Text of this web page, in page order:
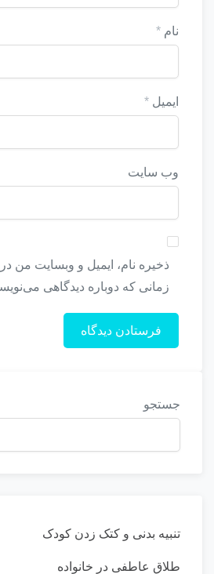
نام *
ایمیل *
وب‌ سایت
ذخیره نام، ایمیل و وبسایت من
زمانی که دوباره دیدگاهی
جستجو
تنبیه بدنی و کتک زدن کودک
طلاق عاطفی در خانواده